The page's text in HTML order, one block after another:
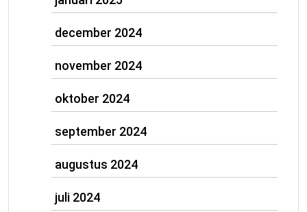
december 2024
november 2024
oktober 2024
september 2024
augustus 2024
juli 2024